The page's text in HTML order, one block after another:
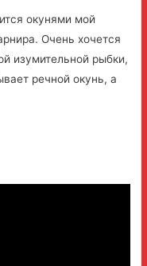
окунями мой
Очень хочется
изумительной рыбки,
речной окунь, а